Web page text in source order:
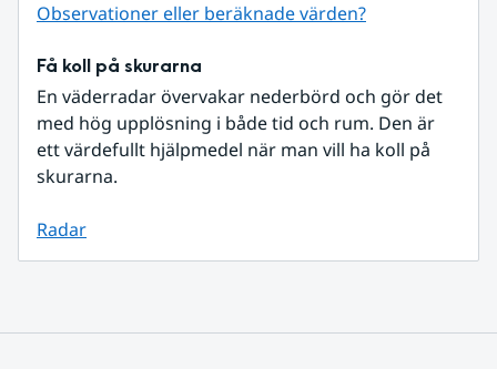
Observationer eller beräknade värden?
Få koll på skurarna
En väderradar övervakar nederbörd och gör det
med hög upplösning i både tid och rum. Den är
ett värdefullt hjälpmedel när man vill ha koll på
skurarna.
Radar